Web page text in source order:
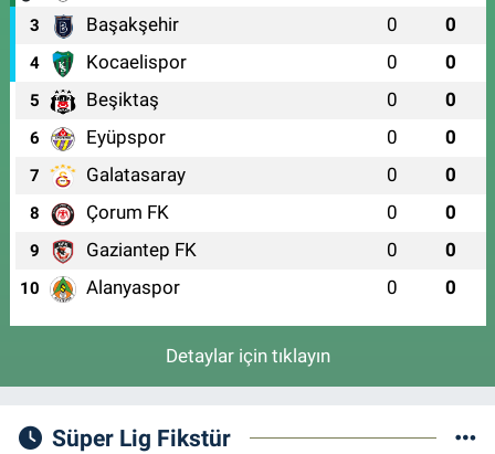
3 Başakşehir 0 0
4 Kocaelispor 0 0
5 Beşiktaş 0 0
6 Eyüpspor 0 0
7 Galatasaray 0 0
8 Çorum FK 0 0
9 Gaziantep FK 0 0
10 Alanyaspor 0 0
Detaylar için tıklayın
Süper Lig Fikstür